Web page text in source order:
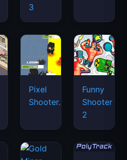
3
Pixel
Shooter.IO
Funny
Shooter
2